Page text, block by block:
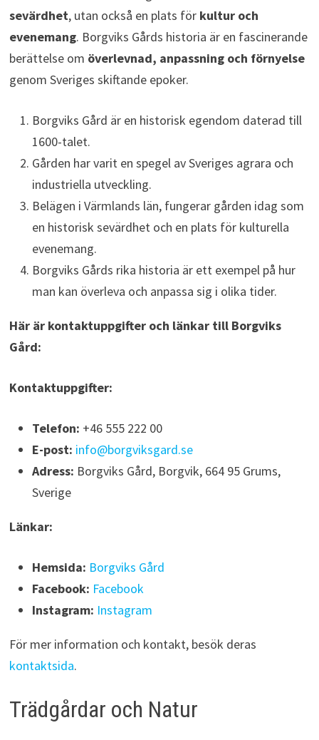
sevärdhet, utan också en plats för kultur och
evenemang. Borgviks Gårds historia är en fascinerande
berättelse om överlevnad, anpassning och förnyelse
genom Sveriges skiftande epoker.
Borgviks Gård är en historisk egendom daterad till
1600-talet.
Gården har varit en spegel av Sveriges agrara och
industriella utveckling.
Belägen i Värmlands län, fungerar gården idag som
en historisk sevärdhet och en plats för kulturella
evenemang.
Borgviks Gårds rika historia är ett exempel på hur
man kan överleva och anpassa sig i olika tider.
Här är kontaktuppgifter och länkar till Borgviks
Gård:
Kontaktuppgifter:
Telefon: +46 555 222 00
E-post: info@borgviksgard.se
Adress: Borgviks Gård, Borgvik, 664 95 Grums,
Sverige
Länkar:
Hemsida: Borgviks Gård
Facebook: Facebook
Instagram: Instagram
För mer information och kontakt, besök deras
kontaktsida.
Trädgårdar och Natur